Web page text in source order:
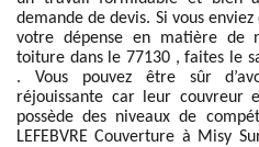
demande de devis. Si vous enviez
votre dépense en matière de
toiture dans le 77130 , faites le
. Vous pouvez être sûr
réjouissante car leur couvreur
possède des niveaux de
LEFEBVRE Couverture à Misy